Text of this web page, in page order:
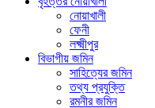
নোয়াখালী
ফেনী
লক্ষ্মীপুর
বিভাগীয় জমিন
সাহিত্যের জমিন
তথ্য প্রযুক্তি
রমনীর জমিন